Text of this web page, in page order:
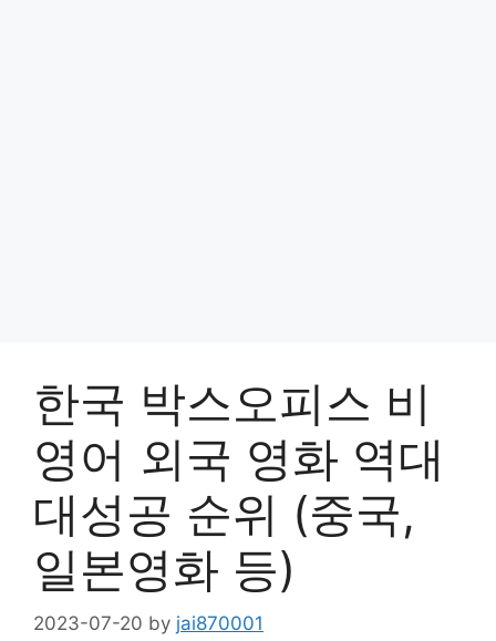
한국 박스오피스 비
영어 외국 영화 역대
대성공 순위 (중국,
일본영화 등)
2023-07-20 by jai870001